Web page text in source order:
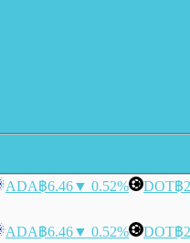
ADA฿6.46▼ 0.52% DOT฿
ADA฿6.46▼ 0.52% DOT฿